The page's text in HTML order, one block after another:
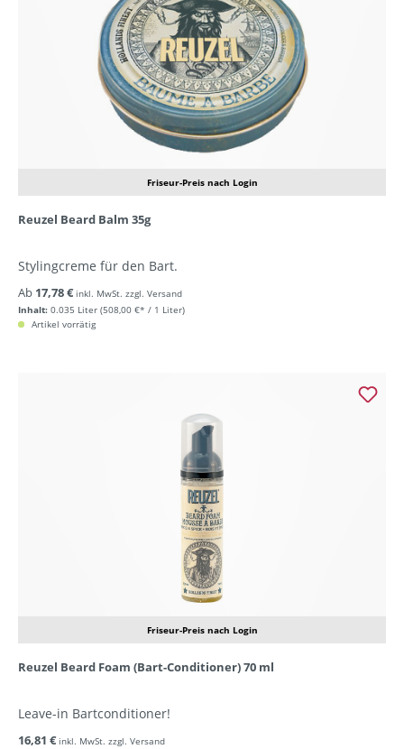
Friseur-Preis nach Login
Reuzel Beard Balm 35g
Stylingcreme für den Bart.
Inhalt: 0.035 Liter (508,00 €* / 1 Liter)
Ab 17,78 € inkl. MwSt. zzgl. Versand
Artikel vorrätig
Friseur-Preis nach Login
Reuzel Beard Foam (Bart-Conditioner) 70 ml
Leave-in Bartconditioner!
16,81 € inkl. MwSt. zzgl. Versand